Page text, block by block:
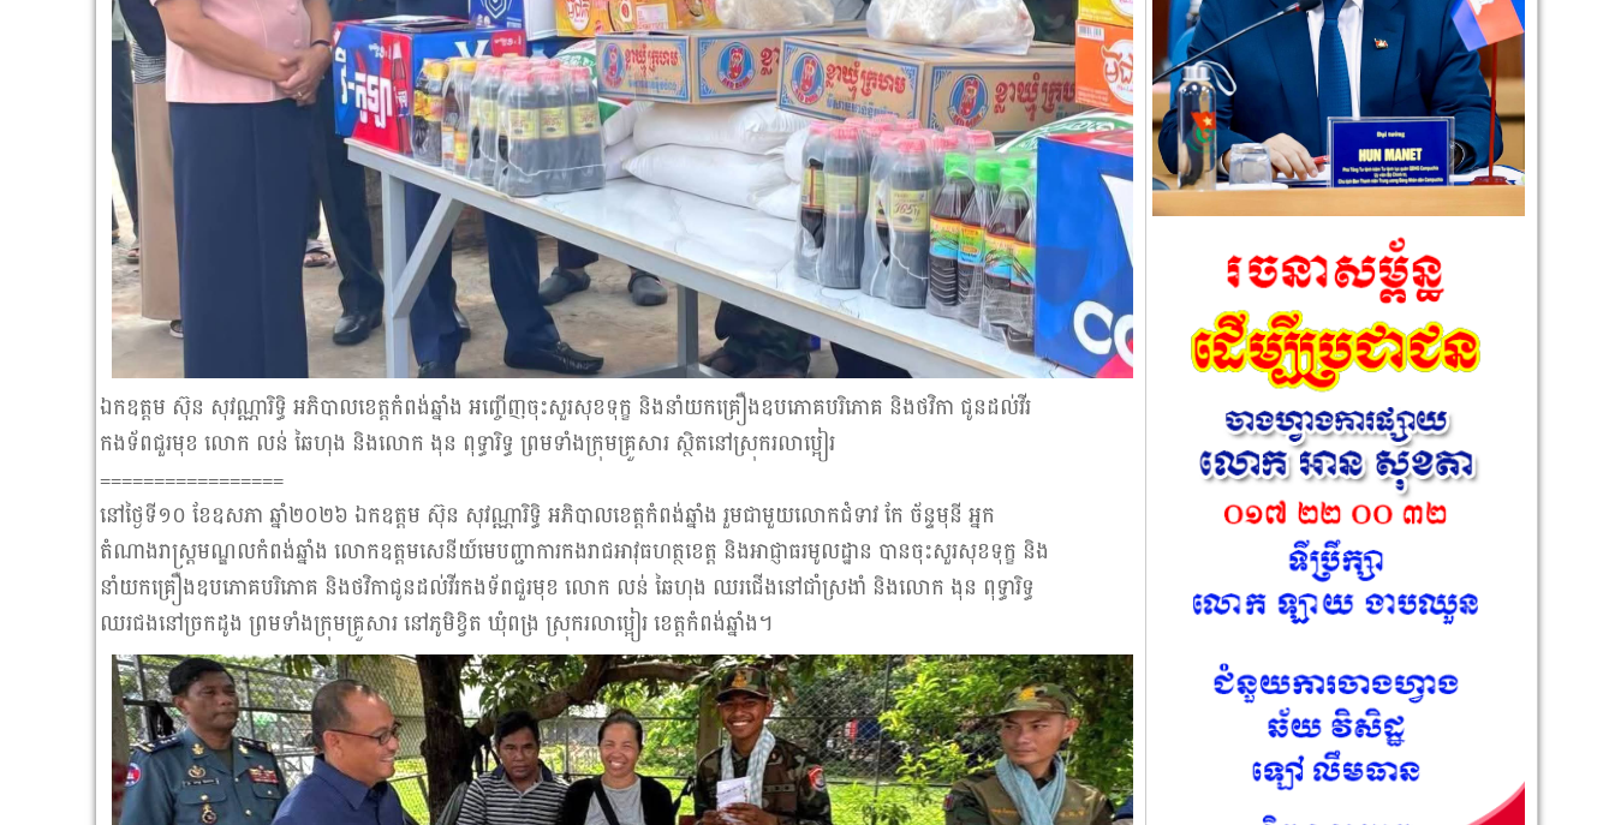
ឯកឧត្តម ស៊ុន សុវណ្ណារិទ្ធិ អភិបាលខេត្តកំពង់ឆ្នាំង អញ្ចើញចុះសួរសុខទុក្ខ និងនាំយកគ្រឿងឧបភោគបរិភោគ និងថវិកា ជូនដល់វីរ
កងទ័ពជួរមុខ លោក លន់ ឆៃហុង និងលោក ងុន ពុទ្ធារិទ្ធ ព្រមទាំងក្រុមគ្រួសារ ស្ថិតនៅស្រុករលាប្អៀរ
=================
នៅថ្ងៃទី១០ ខែឧសភា ឆ្នាំ២០២៦ ឯកឧត្តម ស៊ុន សុវណ្ណារិទ្ធិ អភិបាលខេត្តកំពង់ឆ្នាំង រួមជាមួយលោកជំទាវ កែ ច័ន្ទមុនី អ្នក
តំណាងរាស្ត្រមណ្ឌលកំពង់ឆ្នាំង លោកឧត្ដមសេនីយ៍មេបញ្ជាការកងរាជអាវុធហត្ថខេត្ត និងអាជ្ញាធរមូលដ្ឋាន បានចុះសួរសុខទុក្ខ និង
នាំយកគ្រឿងឧបភោគបរិភោគ និងថវិកាជូនដល់វីរកងទ័ពជួរមុខ លោក លន់ ឆៃហុង ឈរជើងនៅជាំស្រងាំ និងលោក ងុន ពុទ្ធារិទ្ធ
ឈរជងនៅច្រកដូង ព្រមទាំងក្រុមគ្រួសារ នៅភូមិខ្វិត ឃុំពង្រ ស្រុករលាប្អៀរ ខេត្តកំពង់ឆ្នាំង។